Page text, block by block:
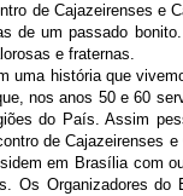
de Cajazeirenses e
de um passado
e fraternas.
que vivemos
nos anos 50 e 60
do País. Assim
de Cajazeirenses
em Brasília com
Os Organizadores do